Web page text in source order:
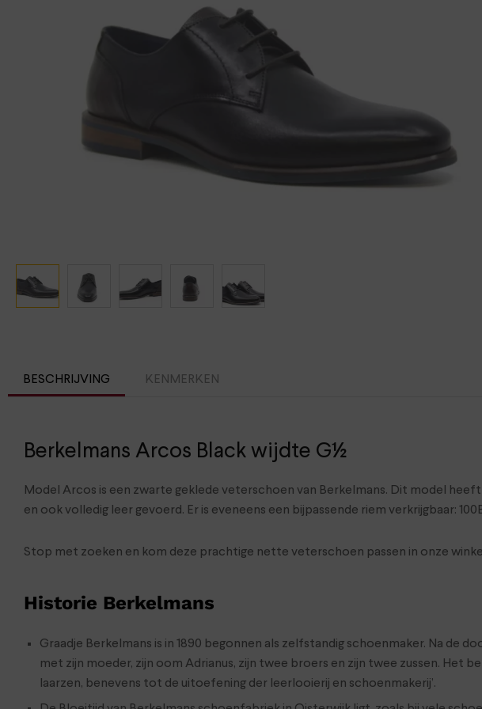
Pantoffels
Verbandschoenen (externe website)
Lowa
Meindl
BESCHRIJVING KENMERKEN
Berkelmans Arcos Black wijdte G½
Model Arcos is een zwarte geklede veterschoen van Berkelmans. Dit model
en ook volledig leer gevoerd. Er is eveneens een bijpassende riem verkrijgbaar:
Stop met zoeken en kom deze prachtige nette veterschoen passen in onze
Historie Berkelmans
Graadje Berkelmans is in 1890 begonnen als zelfstandig schoenmaker. Na de
met zijn moeder, zijn oom Adrianus, zijn twee broers en zijn twee zussen. Het
laarzen, benevens tot de uitoefening der leerlooierij en schoenmakerij’.